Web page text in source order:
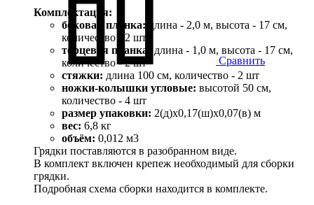
Сравнить
Комплектация:
боковая планка: длина - 2,0 м, высота - 17 см,
количество - 2 шт
торцевая планка:
длина - 1,0 м, высота - 17 см,
количество - 2 шт
стяжки: длина 100 см, количество - 2 шт
ножки-колышки угловые: высотой 50 см,
количество - 4 шт
размер упаковки: 2(д)х0,17(ш)х0,07(в) м
вес: 6,8 кг
объём: 0,012 м3
Грядки поставляются в разобранном виде.
В комплект включен крепеж необходимый для сборки
грядки.
Подробная схема сборки находится в комплекте.